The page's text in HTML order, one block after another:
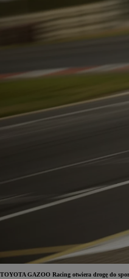
TOYOTA GAZOO Racing otwiera drogę do